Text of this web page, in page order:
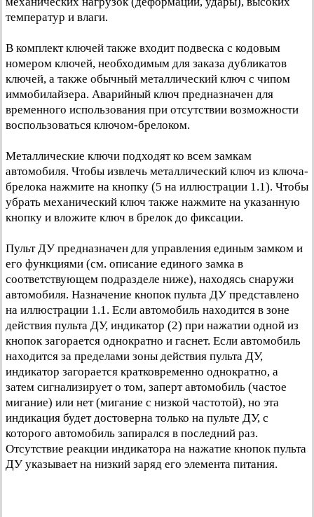
температур и влаги.
В комплект ключей также входит подвеска с кодовым
номером ключей, необходимым для заказа дубликатов
ключей, а также обычный металлический ключ с чипом
иммобилайзера. Аварийный ключ предназначен для
временного использования при отсутствии возможности
воспользоваться ключом-брелоком.
Металлические ключи подходят ко всем замкам
автомобиля. Чтобы извлечь металлический ключ из ключа-
брелока нажмите на кнопку (5 на иллюстрации 1.1). Чтобы
убрать механический ключ также нажмите на указанную
кнопку и вложите ключ в брелок до фиксации.
Пульт ДУ предназначен для управления единым замком и
его функциями (см. описание единого замка в
соответствующем подразделе ниже), находясь снаружи
автомобиля. Назначение кнопок пульта ДУ представлено
на иллюстрации 1.1. Если автомобиль находится в зоне
действия пульта ДУ, индикатор (2) при нажатии одной из
кнопок загорается однократно и гаснет. Если автомобиль
находится за пределами зоны действия пульта ДУ,
индикатор загорается кратковременно однократно, а
затем сигнализирует о том, заперт автомобиль (частое
мигание) или нет (мигание с низкой частотой), но эта
индикация будет достоверна только на пульте ДУ, с
которого автомобиль запирался в последний раз.
Отсутствие реакции индикатора на нажатие кнопок пульта
ДУ указывает на низкий заряд его элемента питания.